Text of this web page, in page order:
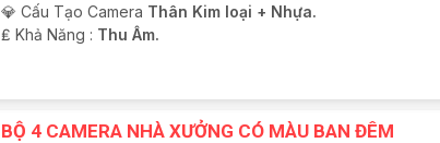
💎 Cấu Tạo Camera Thân Kim loại + Nhựa.
️₤ Khả Năng : Thu Âm.
BỘ 4 CAMERA NHÀ XƯỞNG CÓ MÀU BAN ĐÊM